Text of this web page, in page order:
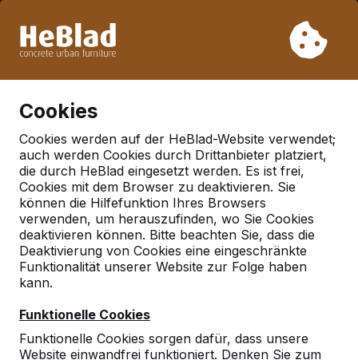
Woche 33 nicht. Bitte berücksichtigen Sie daher längere
Cookies
Cookies werden auf der HeBlad-Website verwendet;
auch werden Cookies durch Drittanbieter platziert,
die durch HeBlad eingesetzt werden. Es ist frei,
Cookies mit dem Browser zu deaktivieren. Sie
können die Hilfefunktion Ihres Browsers
verwenden, um herauszufinden, wo Sie Cookies
deaktivieren können. Bitte beachten Sie, dass die
Deaktivierung von Cookies eine eingeschränkte
Funktionalität unserer Website zur Folge haben
kann.
Funktionelle Cookies
Funktionelle Cookies sorgen dafür, dass unsere
Website einwandfrei funktioniert. Denken Sie zum
Deutschland
Referenties in:Bad
rappenau
Geen reviews gevonden voor deze